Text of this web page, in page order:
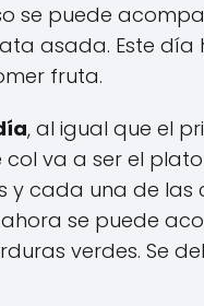
se puede
asada. Este día
fruta.
, al igual que el
va a ser el
y cada una de las
se puede
verdes. Se